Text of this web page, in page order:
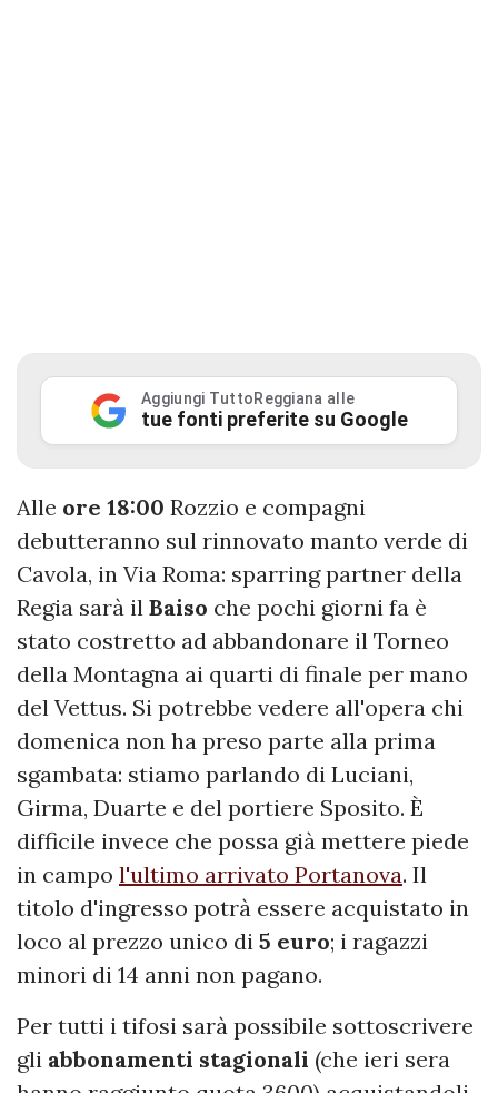
Aggiungi TuttoReggiana alle
tue fonti preferite su Google
Alle ore 18:00 Rozzio e compagni
debutteranno sul rinnovato manto verde di
Cavola, in Via Roma: sparring partner della
Regia sarà il Baiso che pochi giorni fa è
stato costretto ad abbandonare il Torneo
della Montagna ai quarti di finale per mano
del Vettus. Si potrebbe vedere all'opera chi
domenica non ha preso parte alla prima
sgambata: stiamo parlando di Luciani,
Girma, Duarte e del portiere Sposito. È
difficile invece che possa già mettere piede
in campo l'ultimo arrivato Portanova. Il
titolo d'ingresso potrà essere acquistato in
loco al prezzo unico di 5 euro; i ragazzi
minori di 14 anni non pagano.
Per tutti i tifosi sarà possibile sottoscrivere
gli abbonamenti stagionali (che ieri sera